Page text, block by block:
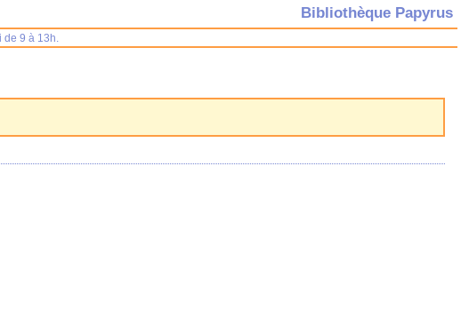
Bibliothèque Papyrus
9 à 13h.